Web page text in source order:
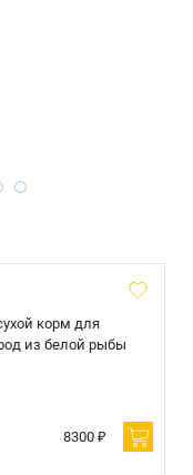
корм для
из белой рыбы
8300 ₽